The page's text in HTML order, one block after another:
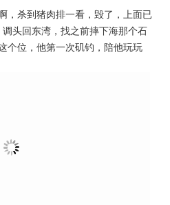
，杀到猪肉排一看，毁了，上面已
头回东湾，找之前摔下海那个石
个位，他第一次矶钓，陪他玩玩